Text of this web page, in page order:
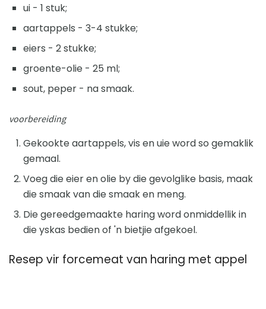
ui - 1 stuk;
aartappels - 3-4 stukke;
eiers - 2 stukke;
groente-olie - 25 ml;
sout, peper - na smaak.
voorbereiding
Gekookte aartappels, vis en uie word so gemaklik
gemaal.
Voeg die eier en olie by die gevolglike basis, maak
die smaak van die smaak en meng.
Die gereedgemaakte haring word onmiddellik in
die yskas bedien of 'n bietjie afgekoel.
Resep vir forcemeat van haring met appel